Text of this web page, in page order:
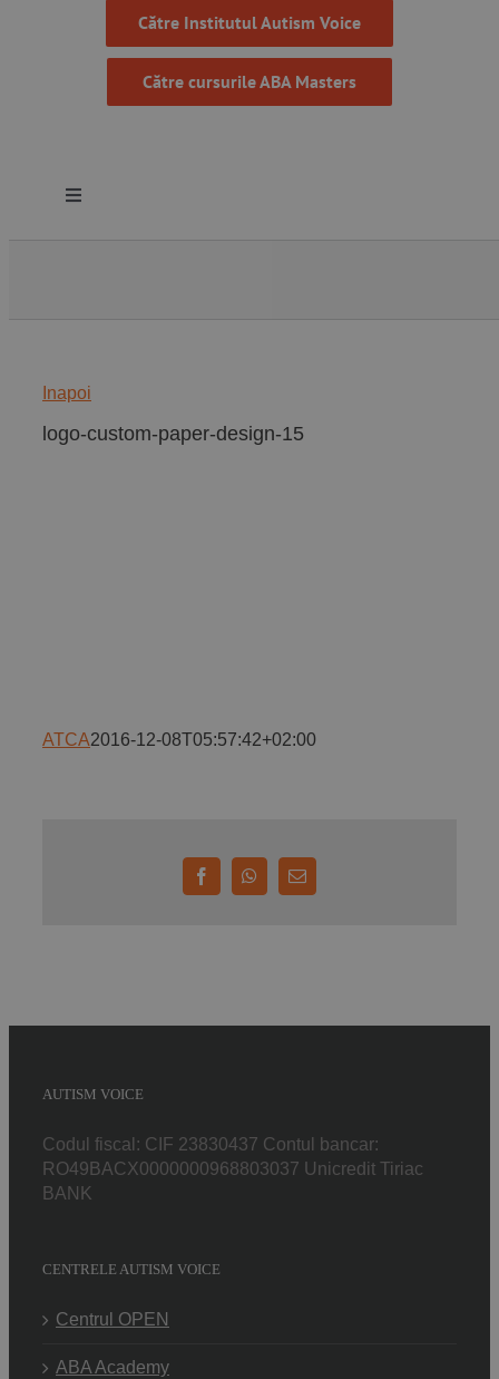
Către Institutul Autism Voice
Către cursurile ABA Masters
Toggle
Programe
Inapoi
logo-custom-paper-design-15
ATCA2016-12-08T05:57:42+02:00
FacebookWhatsApp
E-
AUTISM VOICE
Codul fiscal: CIF 23830437 Contul bancar:
RO49BACX0000000968803037 Unicredit Tiriac
BANK
CENTRELE AUTISM VOICE
Centrul OPEN
ABA Academy